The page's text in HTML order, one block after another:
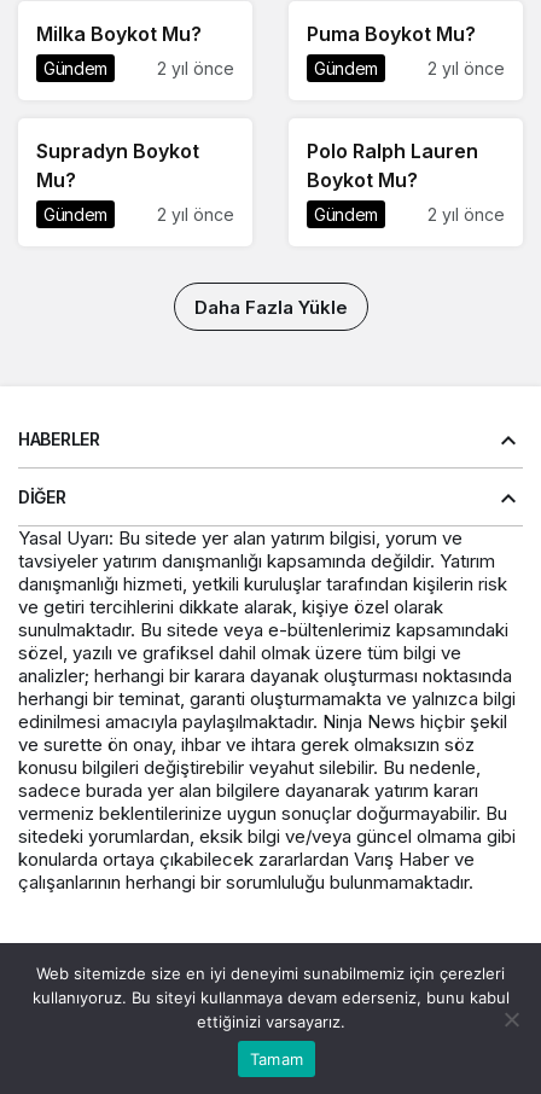
Milka Boykot Mu?
Gündem 2 yıl önce
Puma Boykot Mu?
Gündem 2 yıl önce
Supradyn Boykot
Mu?
Gündem 2 yıl önce
Polo Ralph Lauren
Boykot Mu?
Gündem 2 yıl önce
Daha Fazla Yükle
HABERLER
DIĞER
Yasal Uyarı: Bu sitede yer alan yatırım bilgisi, yorum ve
tavsiyeler yatırım danışmanlığı kapsamında değildir. Yatırım
danışmanlığı hizmeti, yetkili kuruluşlar tarafından kişilerin risk
ve getiri tercihlerini dikkate alarak, kişiye özel olarak
sunulmaktadır. Bu sitede veya e-bültenlerimiz kapsamındaki
sözel, yazılı ve grafiksel dahil olmak üzere tüm bilgi ve
analizler; herhangi bir karara dayanak oluşturması noktasında
herhangi bir teminat, garanti oluşturmamakta ve yalnızca bilgi
edinilmesi amacıyla paylaşılmaktadır. Ninja News hiçbir şekil
ve surette ön onay, ihbar ve ihtara gerek olmaksızın söz
konusu bilgileri değiştirebilir veyahut silebilir. Bu nedenle,
sadece burada yer alan bilgilere dayanarak yatırım kararı
vermeniz beklentilerinize uygun sonuçlar doğurmayabilir. Bu
sitedeki yorumlardan, eksik bilgi ve/veya güncel olmama gibi
konularda ortaya çıkabilecek zararlardan Varış Haber ve
çalışanlarının herhangi bir sorumluluğu bulunmamaktadır.
Hesabım
Web sitemizde size en iyi deneyimi sunabilmemiz için çerezleri
kullanıyoruz. Bu siteyi kullanmaya devam ederseniz, bunu kabul
ettiğinizi varsayarız.
Tamam